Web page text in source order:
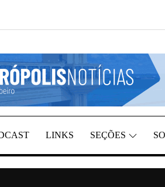
LINKS SEÇÕES